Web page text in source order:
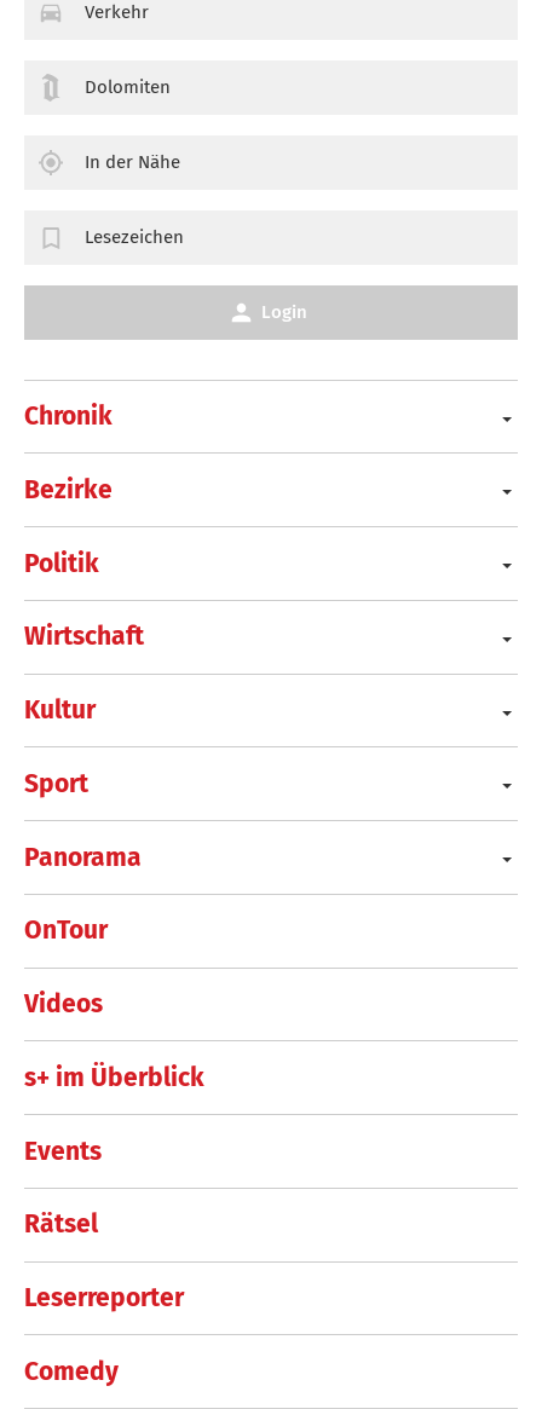
Chronik
Bezirke
Politik
Wirtschaft
Kultur
Sport
Panorama
OnTour
Videos
s+ im Überblick
Events
Rätsel
Leserreporter
Comedy
Verkehr
Dolomiten
In der Nähe
Lesezeichen
Login